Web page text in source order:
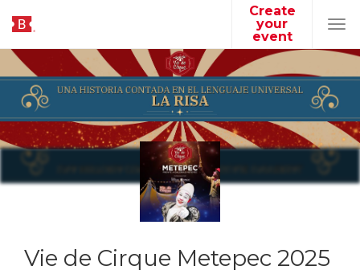
Create
your
event
Vie de Cirque Metepec 2025